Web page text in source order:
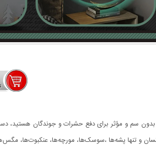
سم و مؤثر برای دفع حشرات و جوندگان هستید،
و تنها پشه‌ها ،سوسک‌ها، مورچه‌ها، عنکبوت‌ها،